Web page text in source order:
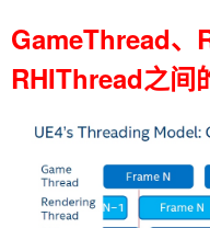
GameThread、
RHIThread之间